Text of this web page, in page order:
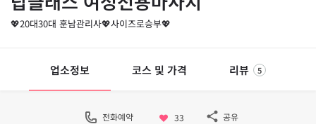
💖20대30대 훈남관리사💖사이즈로승부💖
업소정보 코스 및 가격 리뷰 5
전화예약 33 공유